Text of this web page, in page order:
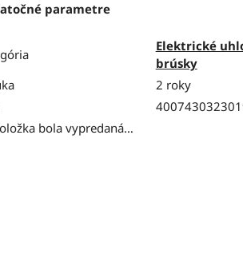
parametre
Elektrické
brúsky
2 roky
bola vypredaná…